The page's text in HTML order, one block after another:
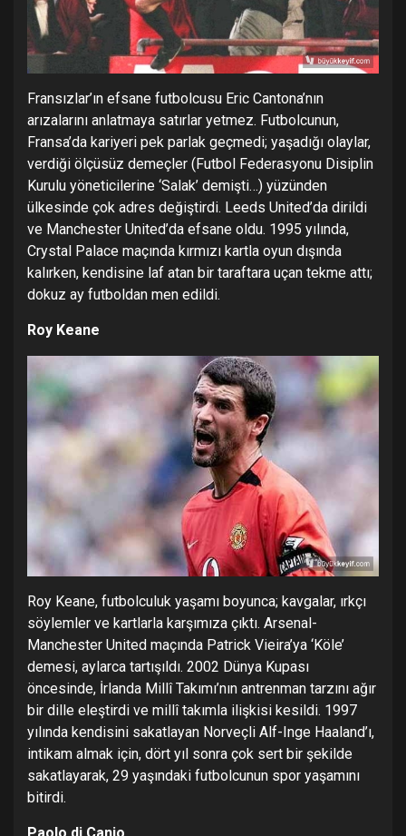
Fransızlar’ın efsane futbolcusu Eric Cantona’nın
arızalarını anlatmaya satırlar yetmez. Futbolcunun,
Fransa’da kariyeri pek parlak geçmedi; yaşadığı olaylar,
verdiği ölçüsüz demeçler (Futbol Federasyonu Disiplin
Kurulu yöneticilerine ‘Salak’ demişti…) yüzünden
ülkesinde çok adres değiştirdi. Leeds United’da dirildi
ve Manchester United’da efsane oldu. 1995 yılında,
Crystal Palace maçında kırmızı kartla oyun dışında
kalırken, kendisine laf atan bir taraftara uçan tekme attı;
dokuz ay futboldan men edildi.
Roy Keane
Roy Keane, futbolculuk yaşamı boyunca; kavgalar, ırkçı
söylemler ve kartlarla karşımıza çıktı. Arsenal-
Manchester United maçında Patrick Vieira’ya ‘Köle’
demesi, aylarca tartışıldı. 2002 Dünya Kupası
öncesinde, İrlanda Millî Takımı’nın antrenman tarzını ağır
bir dille eleştirdi ve millî takımla ilişkisi kesildi. 1997
yılında kendisini sakatlayan Norveçli Alf-Inge Haaland’ı,
intikam almak için, dört yıl sonra çok sert bir şekilde
sakatlayarak, 29 yaşındaki futbolcunun spor yaşamını
bitirdi.